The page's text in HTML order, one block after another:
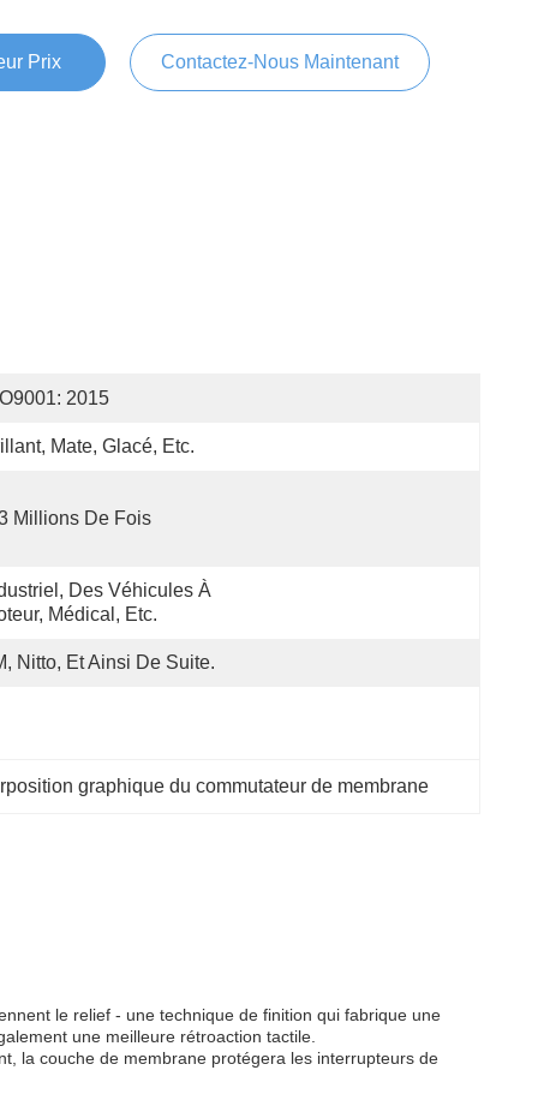
Prix Contactez-Nous Maintenant
2015
Mate, Glacé, Etc.
Millions De Fois
Des Véhicules À
Médical, Etc.
Nitto, Et Ainsi De Suite.
graphique du commutateur de membrane
le relief - une technique de finition qui fabrique une
une meilleure rétroaction tactile.
la couche de membrane protégera les interrupteurs de